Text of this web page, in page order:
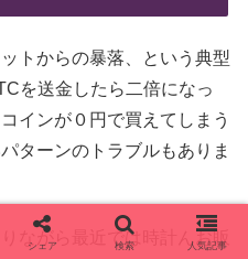
トからの暴落、という典型
を送金したら二倍になっ
インが０円で買えてしまう
ターンのトラブルもありま
ながら最近では時計んお販
シェア 検索 人気記事